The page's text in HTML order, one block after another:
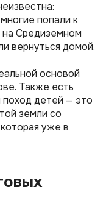
попали к
Средиземном
вернуться домой.
основой
Также есть
детей — это
земли со
уже в